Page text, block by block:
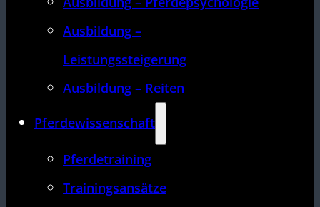
Ausbildung –
Leistungssteigerung
Ausbildung – Reiten
Pferdewissenschaft
Pferdetraining
Trainingsansätze